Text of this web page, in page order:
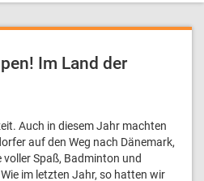
Im Land der
Auch in diesem Jahr machten
auf den Weg nach Dänemark,
voller Spaß, Badminton und
im letzten Jahr, so hatten wir